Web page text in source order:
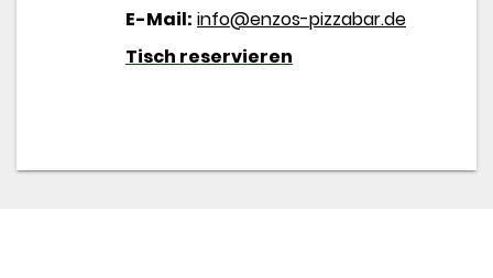
E-Mail: info@enzos-pizzabar.de
Tisch reservieren